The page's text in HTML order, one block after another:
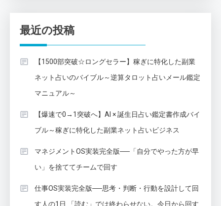
最近の投稿
【1500部突破☆ロングセラー】稼ぎに特化した副業
ネット占いのバイブル～逆算タロット占いメール鑑定
マニュアル～
【爆速で0→1突破へ】AI × 誕生日占い鑑定書作成バイ
ブル～稼ぎに特化した副業ネット占いビジネス
マネジメントOS実装完全版──「自分でやった方が早
い」を捨ててチームで回す
仕事OS実装完全版──思考・判断・行動を設計して回
す人の1日 「読む」では終わらせない。今日から回す